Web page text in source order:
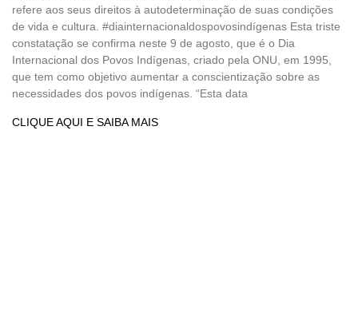
refere aos seus direitos à autodeterminação de suas condições
de vida e cultura. #diainternacionaldospovosindígenas Esta triste
constatação se confirma neste 9 de agosto, que é o Dia
Internacional dos Povos Indígenas, criado pela ONU, em 1995,
que tem como objetivo aumentar a conscientização sobre as
necessidades dos povos indígenas. “Esta data
CLIQUE AQUI E SAIBA MAIS